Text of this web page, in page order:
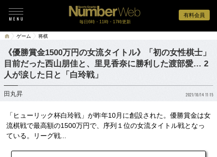
有料会員
毎日6時・11時・17時更新
ゲーム 将棋
《優勝賞金1500万円の女流タイトル》「初の女性棋士」
目前だった西山朋佳と、里見香奈に勝利した渡部愛… 2
人が涙した日と「白玲戦」
田丸昇 2021/10/14 11:15
「ヒューリック杯白玲戦」が昨年10月に創設された。優勝賞金は女
流棋戦で最高額の1500万円で、序列１位の女流タイトル戦となっ
ている。リーグ戦...